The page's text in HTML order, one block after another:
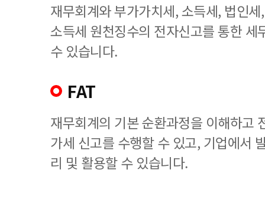
재무회계와 부가가치세, 소득세, 법인
소득세 원천징수의 전자신고를 통한 세
수 있습니다.
FAT
재무회계의 기본 순환과정을 이해하고
가세 신고를 수행할 수 있고, 기업에서
리 및 활용할 수 있습니다.